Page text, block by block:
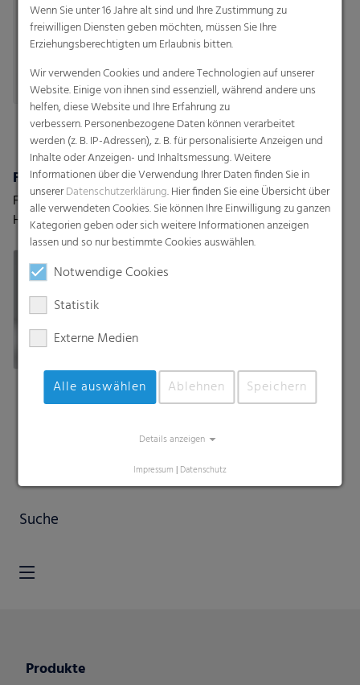
Feinschrumpffolie
Flachfolie oder
Halbschlauchfolie
FFS-Folien
FFS-Folien & -Schläuche
(Formen, Füllen, Siegeln).
Hohe Leistung für
Suche
Wenn Sie unter 16 Jahre alt sind und Ihre Zustimmung zu
freiwilligen Diensten geben möchten, müssen Sie Ihre
Erziehungsberechtigten um Erlaubnis bitten.
Wir verwenden Cookies und andere Technologien auf unserer
Website. Einige von ihnen sind essenziell, während andere uns
helfen, diese Website und Ihre Erfahrung zu
verbessern. Personenbezogene Daten können verarbeitet
werden (z. B. IP-Adressen), z. B. für personalisierte Anzeigen und
Inhalte oder Anzeigen- und Inhaltsmessung. Weitere
Informationen über die Verwendung Ihrer Daten finden Sie in
unsererDatenschutzerklärung. Hier finden Sie eine Übersicht über
alle verwendeten Cookies. Sie können Ihre Einwilligung zu ganzen
Kategorien geben oder sich weitere Informationen anzeigen
lassen und so nur bestimmte Cookies auswählen.
Notwendige Cookies
Statistik
Externe Medien
Alle auswählen Ablehnen Speichern
Details anzeigen
Impressum | Datenschutz
Produkte